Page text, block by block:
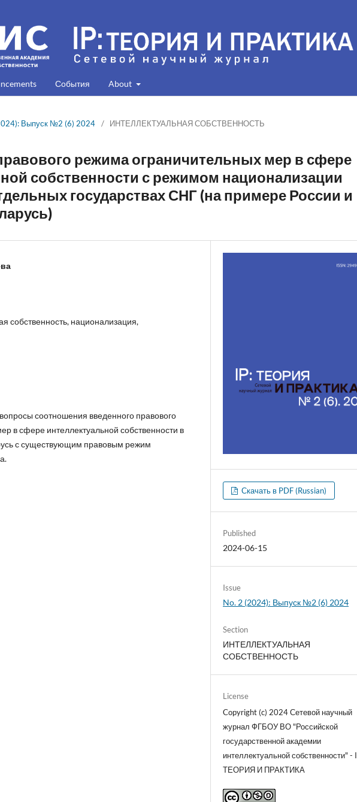
События About
Выпуск №2 (6) 2024 / ИНТЕЛЛЕКТУАЛЬНАЯ СОБСТВЕННОСТЬ
режима ограничительных мер в сфере
собственности с режимом национализации
государствах СНГ (на примере России и
собственность, национализация,
соотношения введенного правового
в сфере интеллектуальной собственности в
с существующим правовым режим
Скачать в PDF (Russian)
Published
2024-06-15
Issue
No. 2 (2024): Выпуск №2 (6) 2024
Section
ИНТЕЛЛЕКТУАЛЬНАЯ
СОБСТВЕННОСТЬ
License
Copyright (c) 2024 Сетевой научный
журнал ФГБОУ ВО "Российской
государственной академии
интеллектуальной собственности" -
ТЕОРИЯ И ПРАКТИКА